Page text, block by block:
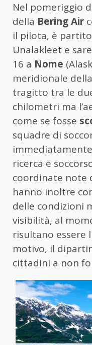
Nel pomeriggio
della Bering Air
il pilota, è
Unalakleet e
16 a Nome
meridionale
tragitto tra le
chilometri ma
come se fosse
squadre di
ricerca e
coordinate note
hanno inoltre
delle condizioni
visibilità, al
risultano essere
motivo, il
cittadini a non